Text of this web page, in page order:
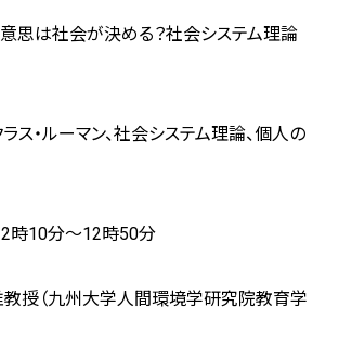
思は社会が決める？社会システム理論
ス・ルーマン、社会システム理論、個人の
時10分～12時50分
教授（九州大学人間環境学研究院教育学